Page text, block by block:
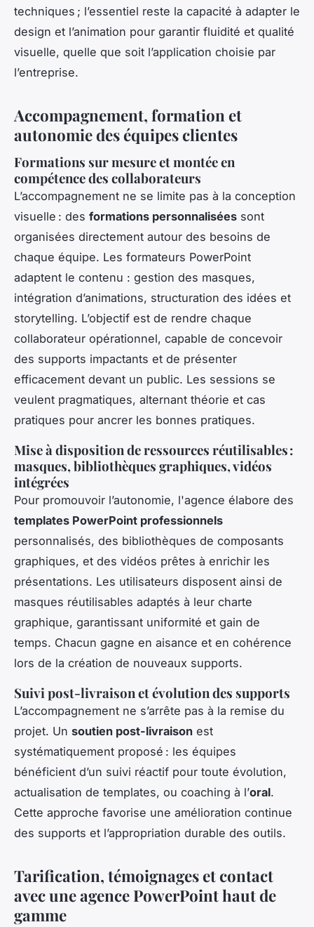
techniques ; l’essentiel reste la capacité à adapter le
design et l’animation pour garantir fluidité et qualité
visuelle, quelle que soit l’application choisie par
l’entreprise.
Accompagnement, formation et
autonomie des équipes clientes
Formations sur mesure et montée en
compétence des collaborateurs
L’accompagnement ne se limite pas à la conception
visuelle : des formations personnalisées sont
organisées directement autour des besoins de
chaque équipe. Les formateurs PowerPoint
adaptent le contenu : gestion des masques,
intégration d’animations, structuration des idées et
storytelling. L’objectif est de rendre chaque
collaborateur opérationnel, capable de concevoir
des supports impactants et de présenter
efficacement devant un public. Les sessions se
veulent pragmatiques, alternant théorie et cas
pratiques pour ancrer les bonnes pratiques.
Mise à disposition de ressources réutilisables :
masques, bibliothèques graphiques, vidéos
intégrées
Pour promouvoir l’autonomie, l'agence élabore des
templates PowerPoint professionnels
personnalisés, des bibliothèques de composants
graphiques, et des vidéos prêtes à enrichir les
présentations. Les utilisateurs disposent ainsi de
masques réutilisables adaptés à leur charte
graphique, garantissant uniformité et gain de
temps. Chacun gagne en aisance et en cohérence
lors de la création de nouveaux supports.
Suivi post-livraison et évolution des supports
L’accompagnement ne s’arrête pas à la remise du
projet. Un soutien post-livraison est
systématiquement proposé : les équipes
bénéficient d’un suivi réactif pour toute évolution,
actualisation de templates, ou coaching à l’oral.
Cette approche favorise une amélioration continue
des supports et l’appropriation durable des outils.
Tarification, témoignages et contact
avec une agence PowerPoint haut de
gamme